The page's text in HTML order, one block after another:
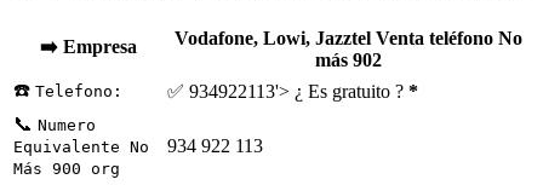
➡️ Empresa
Vodafone, Lowi, Jazztel Venta teléfono No
más 902
☎️ Telefono: ✅ 934922113'> ¿ Es gratuito ? *
📞 Numero
Equivalente No
Más 900 org
934 922 113